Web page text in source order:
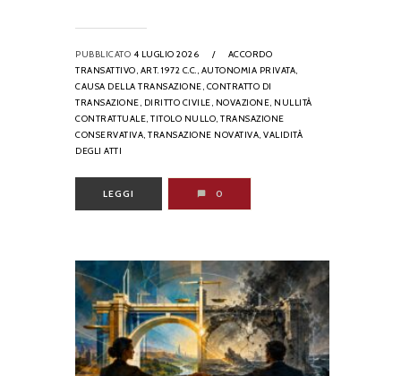
PUBBLICATO 4 LUGLIO 2026 /
ACCORDO
TRANSATTIVO, ART. 1972 C.C., AUTONOMIA PRIVATA,
CAUSA DELLA TRANSAZIONE, CONTRATTO DI
TRANSAZIONE, DIRITTO CIVILE, NOVAZIONE, NULLITÀ
CONTRATTUALE, TITOLO NULLO, TRANSAZIONE
CONSERVATIVA, TRANSAZIONE NOVATIVA, VALIDITÀ
DEGLI ATTI
LEGGI 0